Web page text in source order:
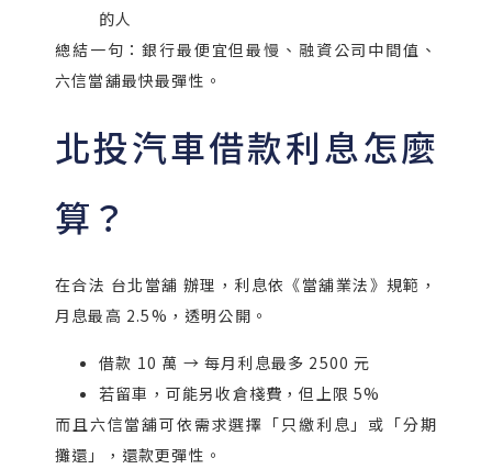
的人
總結一句：銀行最便宜但最慢、融資公司中間值、
六信當舖最快最彈性。
北投汽車借款利息怎麼
算？
在合法 台北當舖 辦理，利息依《當舖業法》規範，
月息最高 2.5%，透明公開。
借款 10 萬 → 每月利息最多 2500 元
若留車，可能另收倉棧費，但上限 5%
而且六信當舖可依需求選擇「只繳利息」或「分期
攤還」，還款更彈性。